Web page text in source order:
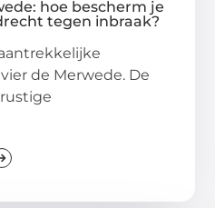
hoe bescherm je
tegen inbraak?
de Merwede. De